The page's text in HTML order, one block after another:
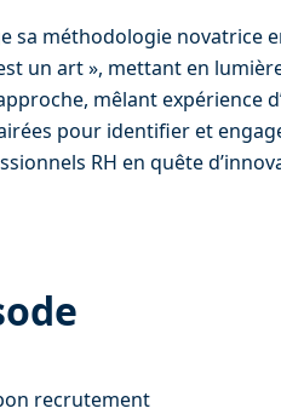
sa méthodologie novatrice
un art », mettant en
mêlant expérience
pour identifier et
RH en quête
recrutement